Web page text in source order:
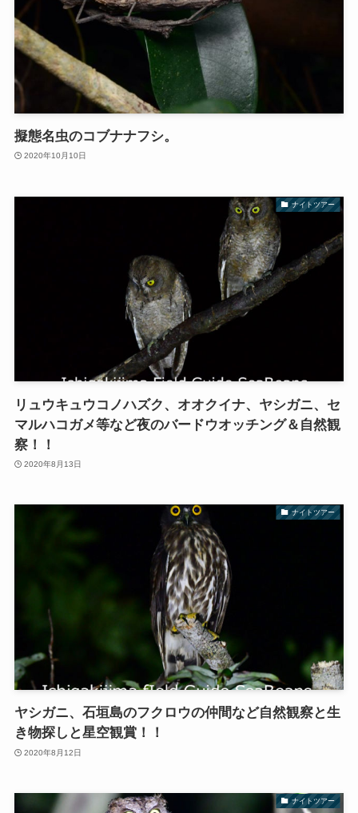
擬態名虫のコブナナフシ。
2020年10月10日
ナイトツアー
リュウキュウコノハズク、オオクイナ、ヤシガニ、セ
マルハコガメ等など夜のバードウオッチング＆自然観
察！！
2020年8月13日
ナイトツアー
ヤシガニ、石垣島のフクロウの仲間など自然観察と生
き物探しと星空観賞！！
2020年8月12日
ナイトツアー